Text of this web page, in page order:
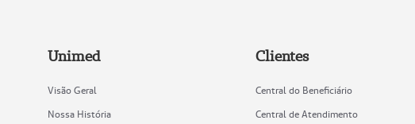
Unimed
Visão Geral
Nossa História
Clientes
Central do Beneficiário
Central de Atendimento